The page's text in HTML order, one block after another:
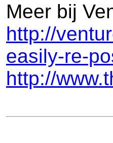
Meer bij
http://
easily-re-
http://